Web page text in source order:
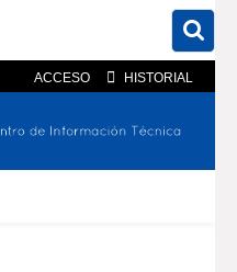
ACCESO HISTORIAL
En el sitio